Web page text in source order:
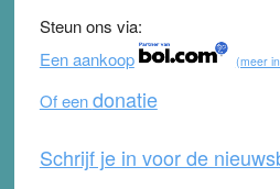
b
o
o
k
b
e
Steun ons via:
Een aankoop
(meer
Of eendonatie
Schrijf je in voor de